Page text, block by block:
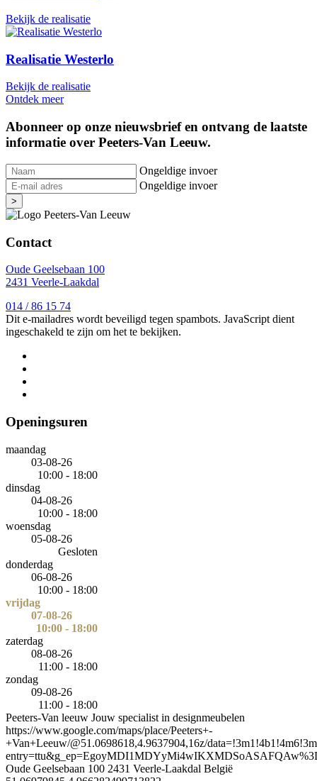
Bekijk de realisatie
Realisatie Westerlo
Bekijk de realisatie
Ontdek meer
Abonneer op onze nieuwsbrief en ontvang de laatste
informatie over Peeters-Van Leeuw.
Ongeldige invoer
Ongeldige invoer
>
Contact
Oude Geelsebaan 100
2431 Veerle-Laakdal
014 / 86 15 74
Dit e-mailadres wordt beveiligd tegen spambots. JavaScript dient
ingeschakeld te zijn om het te bekijken.
Openingsuren
maandag
03-08-26
10:00 - 18:00
dinsdag
04-08-26
10:00 - 18:00
woensdag
05-08-26
Gesloten
donderdag
06-08-26
10:00 - 18:00
vrijdag
07-08-26
10:00 - 18:00
zaterdag
08-08-26
11:00 - 18:00
zondag
09-08-26
11:00 - 18:00
Peeters-Van leeuw Jouw specialist in designmeubelen
https://www.google.com/maps/place/Peeters+-
+Van+Leeuw/@51.0698618,4.9637904,16z/
Oude Geelsebaan 100 2431 Veerle-Laakdal België